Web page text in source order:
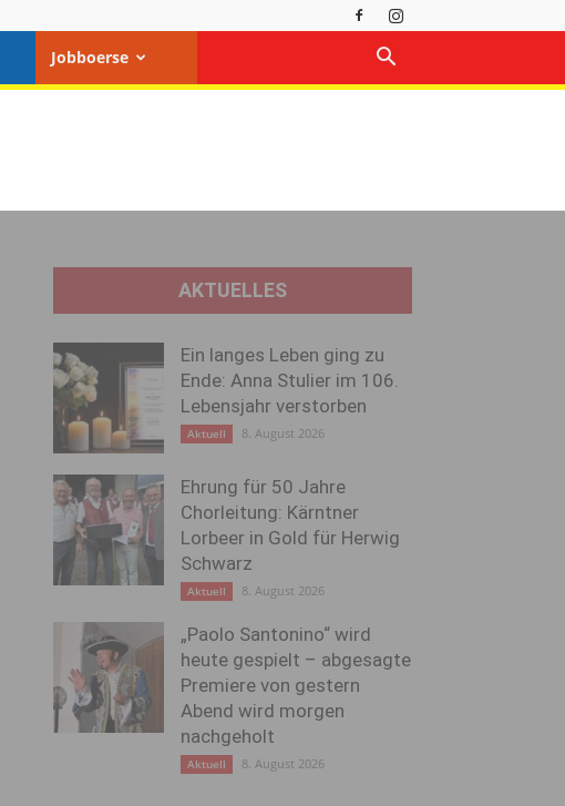
Jobboerse
AKTUELLES
Ein langes Leben ging zu
Ende: Anna Stulier im 106.
Lebensjahr verstorben
Aktuell 8. August 2026
Ehrung für 50 Jahre
Chorleitung: Kärntner
Lorbeer in Gold für Herwig
Schwarz
Aktuell 8. August 2026
„Paolo Santonino“ wird
heute gespielt – abgesagte
Premiere von gestern
Abend wird morgen
nachgeholt
Aktuell 8. August 2026